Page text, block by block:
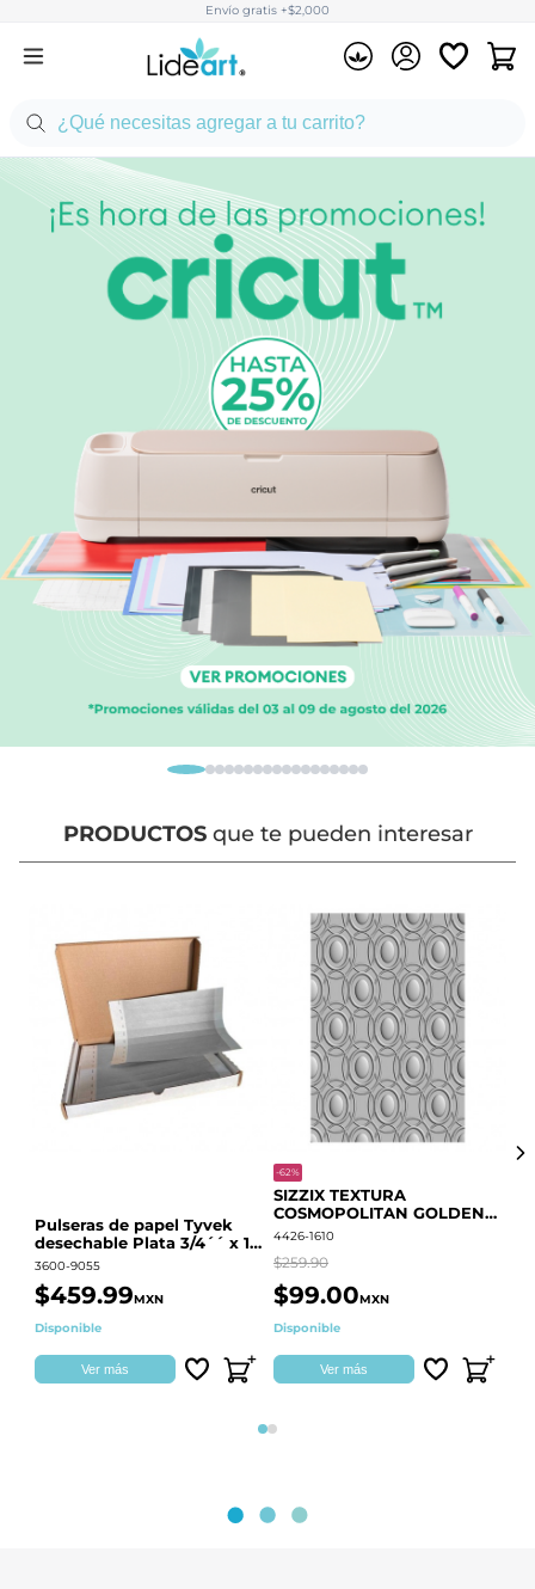
Envío gratis +$2,000
PRODUCTOSque te pueden interesar
Pulseras de papel Tyvek
desechable Plata 3/4´´ x 10
´´
3600-9055
$459.99MXN
Disponible
Ver más
-62%
SIZZIX TEXTURA
COSMOPOLITAN GOLDEN
RINGS S.PARK 666700
4426-1610
$259.90
$99.00MXN
Disponible
Ver más
Página 1
Página 2